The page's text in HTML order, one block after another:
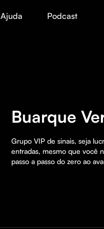
Ajuda Podcast
Buarque
Grupo VIP de sinais, seja
entradas, mesmo que você
passo a passo do zero ao